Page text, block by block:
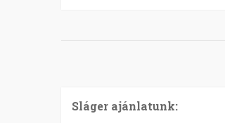
Sláger ajánlatunk: